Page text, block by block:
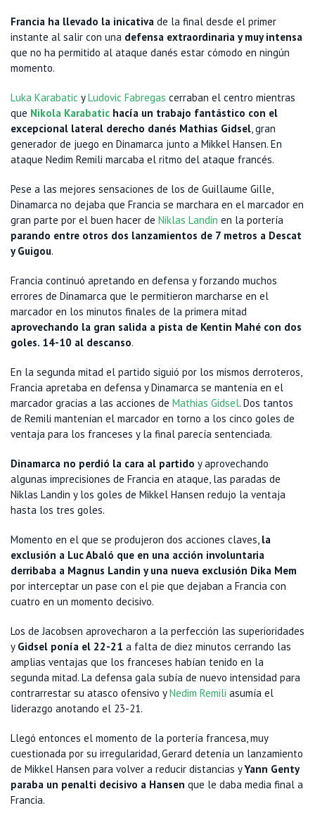
Francia ha llevado la inicativa de la final desde el primer
instante al salir con una defensa extraordinaria y muy intensa
que no ha permitido al ataque danés estar cómodo en ningún
momento.
Luka Karabatic yLudovic Fabregas cerraban el centro mientras
que Nikola Karabatic hacía un trabajo fantástico con el
excepcional lateral derecho danés Mathias Gidsel, gran
generador de juego en Dinamarca junto a Mikkel Hansen. En
ataque Nedim Remili marcaba el ritmo del ataque francés.
Pese a las mejores sensaciones de los de Guillaume Gille,
Dinamarca no dejaba que Francia se marchara en el marcador en
gran parte por el buen hacer de Niklas Landin en la portería
parando entre otros dos lanzamientos de 7 metros a Descat
y Guigou.
Francia continuó apretando en defensa y forzando muchos
errores de Dinamarca que le permitieron marcharse en el
marcador en los minutos finales de la primera mitad
aprovechando la gran salida a pista de Kentin Mahé con dos
goles. 14-10 al descanso.
En la segunda mitad el partido siguió por los mismos derroteros,
Francia apretaba en defensa y Dinamarca se mantenía en el
marcador gracias a las acciones de Mathias Gidsel. Dos tantos
de Remili mantenían el marcador en torno a los cinco goles de
ventaja para los franceses y la final parecía sentenciada.
Dinamarca no perdió la cara al partido y aprovechando
algunas imprecisiones de Francia en ataque, las paradas de
Niklas Landin y los goles de Mikkel Hansen redujo la ventaja
hasta los tres goles.
Momento en el que se produjeron dos acciones claves, la
exclusión a Luc Abaló que en una acción involuntaria
derribaba a Magnus Landin y una nueva exclusión Dika Mem
por interceptar un pase con el pie que dejaban a Francia con
cuatro en un momento decisivo.
Los de Jacobsen aprovecharon a la perfección las superioridades
y Gidsel ponía el 22-21 a falta de diez minutos cerrando las
amplias ventajas que los franceses habían tenido en la
segunda mitad. La defensa gala subía de nuevo intensidad para
contrarrestar su atasco ofensivo yNedim Remili asumía el
liderazgo anotando el 23-21.
Llegó entonces el momento de la portería francesa, muy
cuestionada por su irregularidad, Gerard detenía un lanzamiento
de Mikkel Hansen para volver a reducir distancias yYann Genty
paraba un penalti decisivo a Hansen que le daba media final a
Francia.